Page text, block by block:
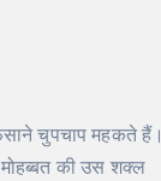
चुपचाप महकते हैं।
की उस शक्ल